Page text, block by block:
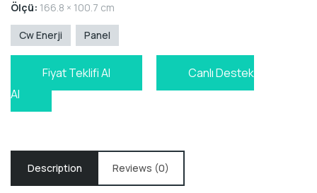
Ölçü: 166.8 × 100.7 cm
Cw Enerji Panel
Fiyat Teklifi Al
Canlı Destek
Al
Description Reviews (0)